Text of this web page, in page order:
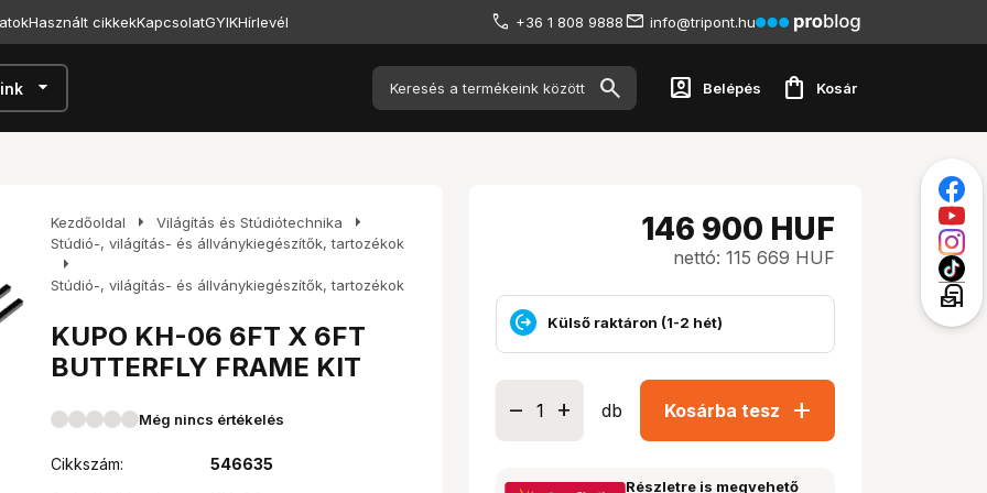
Használt cikkekKapcsolatGYIKHírlevél +36 1 808 9888 info@tripont.hu
arrow_drop_down account_box Belépés shopping_bag Kosár
Kezdőoldal arrow_right Világítás és Stúdiótechnika arrow_right
Stúdió-, világítás- és állványkiegészítők, tartozékok
arrow_right
Stúdió-, világítás- és állványkiegészítők, tartozékok
KUPO KH-06 6FT X 6FT
BUTTERFLY FRAME KIT
Még nincs értékelés
Cikkszám:
546635
146 900 HUF
nettó: 115 669 HUF
Külső raktáron (1-2 hét)
db Kosárba tesz add
Részletre is megvehető
local_post_office